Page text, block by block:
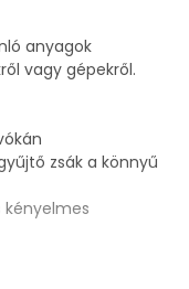
anyagok
vagy gépekről.
zsák a könnyű
kényelmes